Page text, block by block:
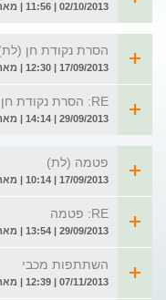
02/10/2013 | 11:56 | מאת: עליזה
הסרת נקודת חן
17/09/2013 | 12:30 | מאת: כרמל
RE: הסרת נקודת חן
29/09/2013 | 14:14 | מאת: ד"ר יעקב זילר
פטמה (לת)
17/09/2013 | 10:14 | מאת: רוני
RE: פטמה
29/09/2013 | 13:54 | מאת: ד"ר יעקב זילר
השתתפות מכבי
07/11/2013 | 12:39 | מאת: רוני